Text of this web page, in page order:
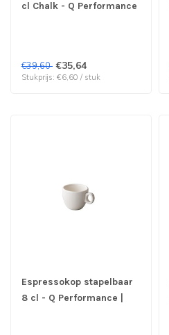
cl Chalk - Q Performance
€39,60 €35,64
Stukprijs: €6,60 / stuk
Espressokop stapelbaar
8 cl - Q Performance |